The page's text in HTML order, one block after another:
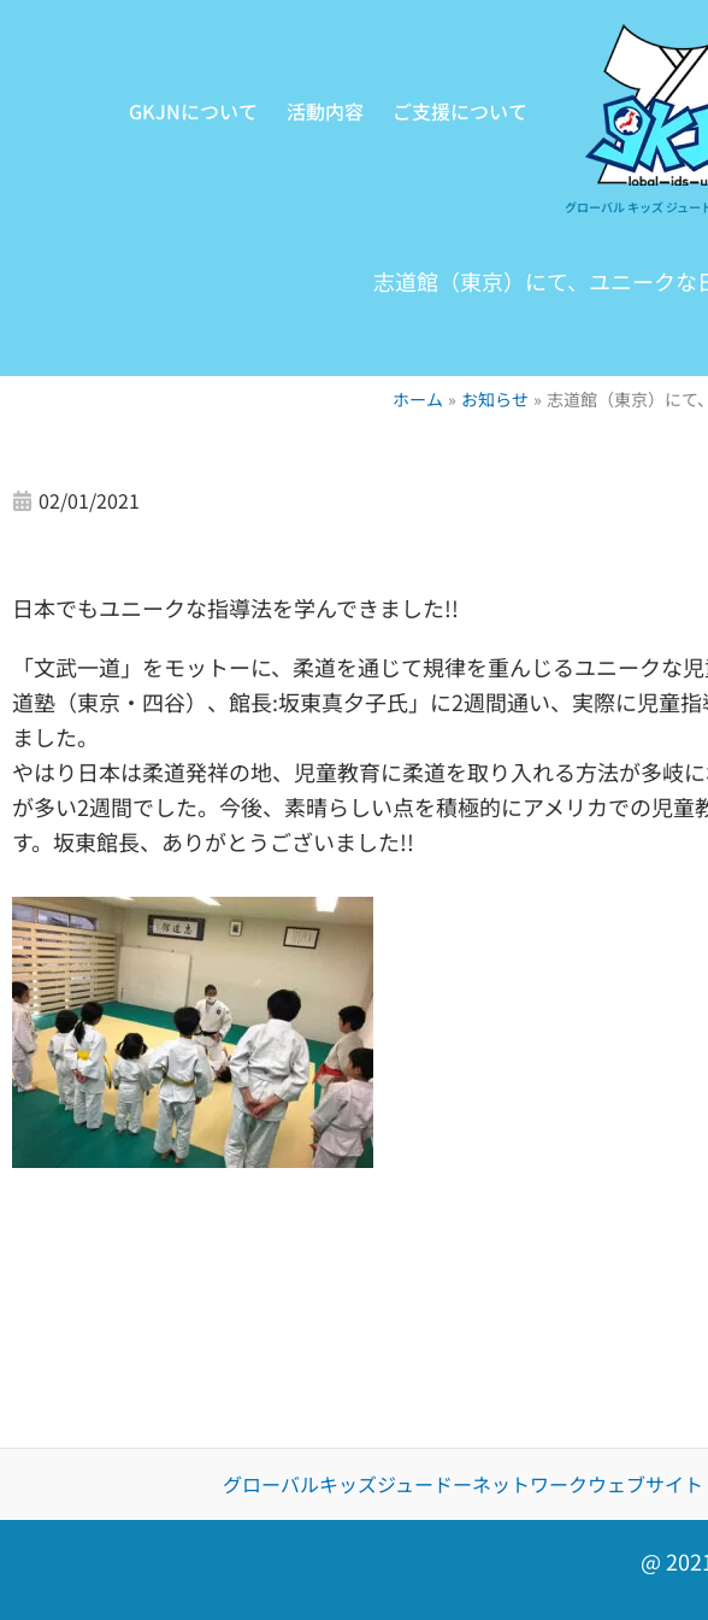
GKJNについて 活動内容 ご支援について
グローバル キッズ ジュー
志道館（東京）にて、ユニークな
ホーム お知らせ 志道館（東京）にて
02/01/2021
日本でもユニークな指導法を学んできました!!
「文武一道」をモットーに、柔道を通じて規律を重んじるユニークな
道塾（東京・四谷）、館長:坂東真夕子氏」に2週間通い、実際に児童
ました。
やはり日本は柔道発祥の地、児童教育に柔道を取り入れる方法が多岐
が多い2週間でした。今後、素晴らしい点を積極的にアメリカでの児童
す。坂東館長、ありがとうございました!!
グローバルキッズジュードーネットワークウェブサイト
@